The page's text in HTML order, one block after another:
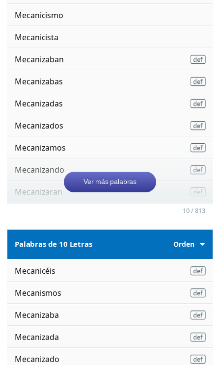
Mecanicismo
Mecanicista
Mecanizaban
Mecanizabas
Mecanizadas
Mecanizados
Mecanizamos
Mecanizando
Mecanizaran
Ver más palabras
10 / 813
Palabras de 10 Letras Orden
Mecanicéis
Mecanismos
Mecanizaba
Mecanizada
Mecanizado